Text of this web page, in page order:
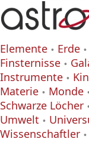
Elemente Erde
Finsternisse
Instrumente
Materie
Monde
Schwarze Löcher
Umwelt
Wissenschaftler